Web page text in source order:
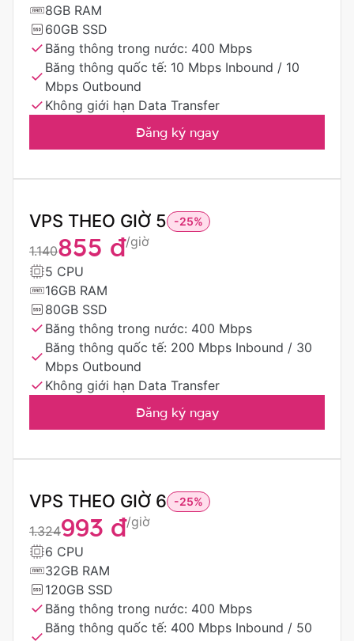
8GB RAM
60GB SSD
Băng thông trong nước: 400 Mbps
Băng thông quốc tế: 10 Mbps Inbound / 10
Mbps Outbound
Không giới hạn Data Transfer
Đăng ký ngay
VPS THEO GIỜ 5 -25%
1.140855 đ/giờ
5 CPU
16GB RAM
80GB SSD
Băng thông trong nước: 400 Mbps
Băng thông quốc tế: 200 Mbps Inbound / 30
Mbps Outbound
Không giới hạn Data Transfer
Đăng ký ngay
VPS THEO GIỜ 6 -25%
1.324993 đ/giờ
6 CPU
32GB RAM
120GB SSD
Băng thông trong nước: 400 Mbps
Băng thông quốc tế: 400 Mbps Inbound / 50